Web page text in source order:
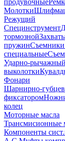
Молотки
Режущий
Специнструмент
тормозной
пружинСъемники
специальные
Ударно-
выколотки
Фонари
Шарнирно-
фиксатором
колец
Моторные масла
Трансмисионные
Компоненты